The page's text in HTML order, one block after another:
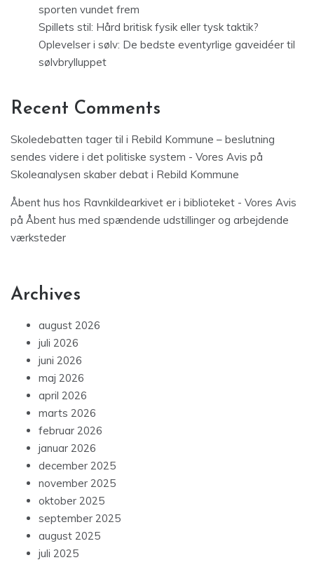
sporten vundet frem
Spillets stil: Hård britisk fysik eller tysk taktik?
Oplevelser i sølv: De bedste eventyrlige gaveidéer til
sølvbrylluppet
Recent Comments
Skoledebatten tager til i Rebild Kommune – beslutning
sendes videre i det politiske system - Vores Avis på
Skoleanalysen skaber debat i Rebild Kommune
Åbent hus hos Ravnkildearkivet er i biblioteket - Vores Avis
på Åbent hus med spændende udstillinger og arbejdende
værksteder
Archives
august 2026
juli 2026
juni 2026
maj 2026
april 2026
marts 2026
februar 2026
januar 2026
december 2025
november 2025
oktober 2025
september 2025
august 2025
juli 2025